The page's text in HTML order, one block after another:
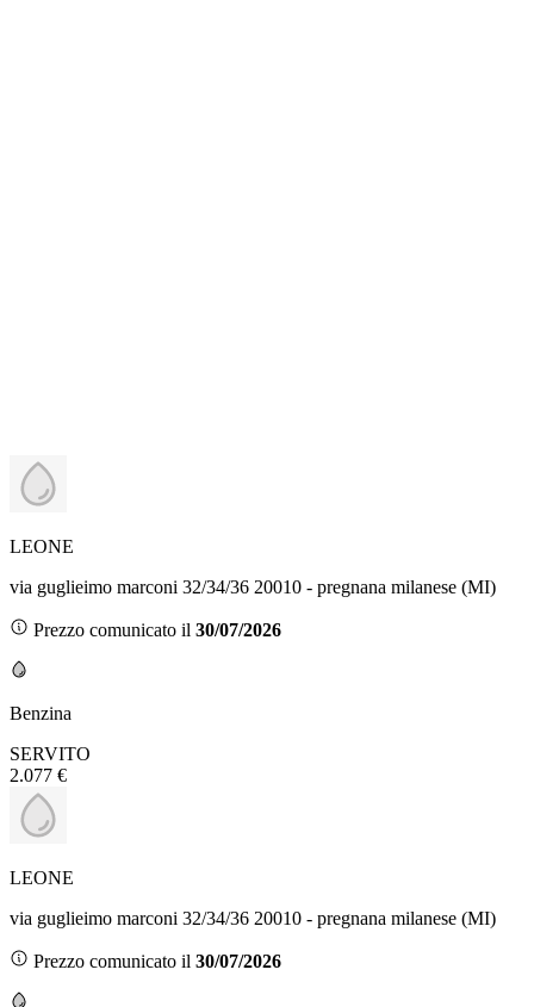
LEONE
via guglieimo marconi 32/34/36 20010 - pregnana milanese (MI)
Prezzo comunicato il 30/07/2026
Benzina
SERVITO
2.077 €
LEONE
via guglieimo marconi 32/34/36 20010 - pregnana milanese (MI)
Prezzo comunicato il 30/07/2026